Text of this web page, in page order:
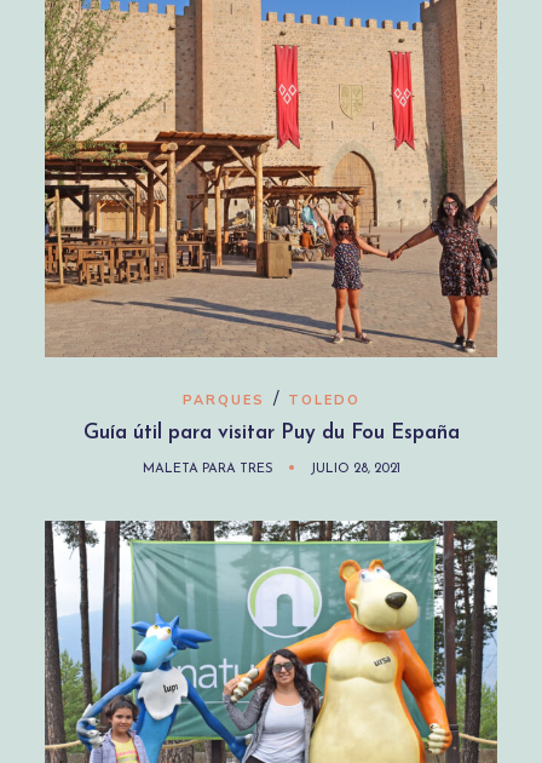
PARQUES / TOLEDO
Guía útil para visitar Puy du Fou España
MALETA PARA TRES JULIO 28, 2021